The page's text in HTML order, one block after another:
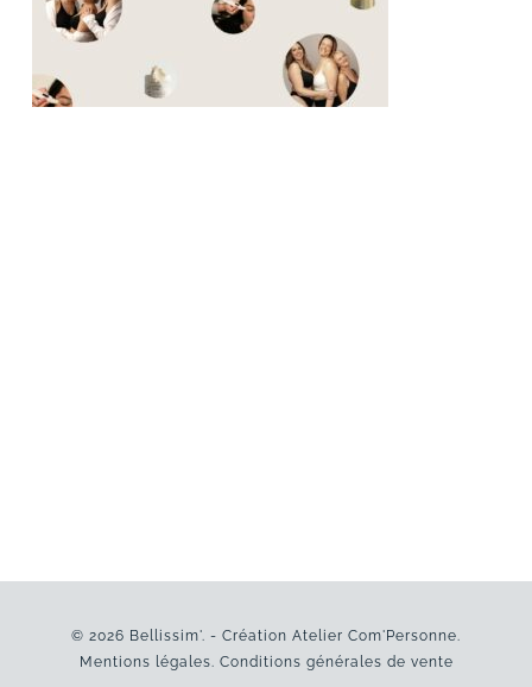
© 2026 Bellissim'. - Création Atelier Com'Personne.
Mentions légales. Conditions générales de vente